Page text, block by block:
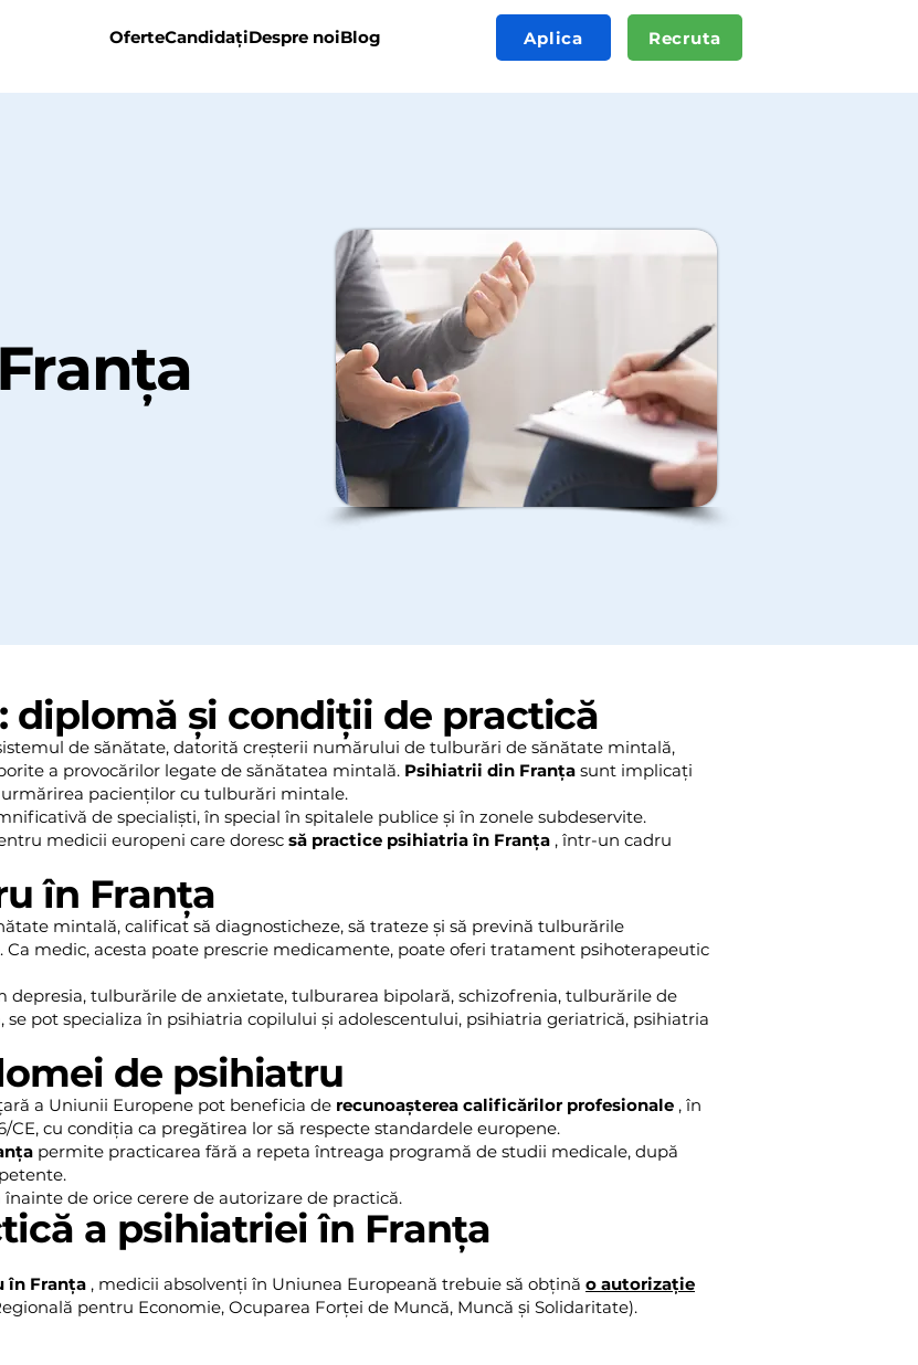
OferteCandidațiDespre noiBlog Aplica Recruta
diplomă și condiții de practică
de sănătate, datorită creșterii numărului de tulburări de sănătate mintală,
a provocărilor legate de sănătatea mintală. Psihiatrii din Franța sunt implicați
pacienților cu tulburări mintale.
de specialiști, în special în spitalele publice și în zonele subdeservite.
medicii europeni care doresc să practice psihiatria în Franța , într-un cadru
în Franța
mintală, calificat să diagnosticheze, să trateze și să prevină tulburările
medic, acesta poate prescrie medicamente, poate oferi tratament psihoterapeutic
tulburările de anxietate, tulburarea bipolară, schizofrenia, tulburările de
pot specializa în psihiatria copilului și adolescentului, psihiatria geriatrică, psihiatria
de psihiatru
a Uniunii Europene pot beneficia de recunoașterea calificărilor profesionale , în
cu condiția ca pregătirea lor să respecte standardele europene.
permite practicarea fără a repeta întreaga programă de studii medicale, după
de orice cerere de autorizare de practică.
a psihiatriei în Franța
în Franța , medicii absolvenți în Uniunea Europeană trebuie să obțină o autorizație
pentru Economie, Ocuparea Forței de Muncă, Muncă și Solidaritate).